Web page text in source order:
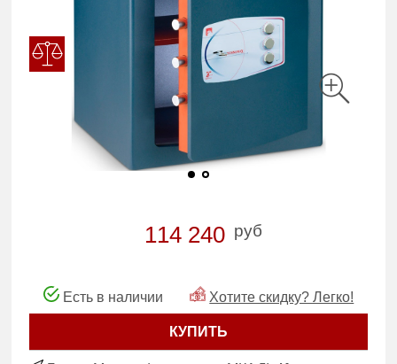
114 240 руб
Есть в наличии Хотите скидку? Легко!
КУПИТЬ